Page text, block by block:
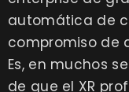
automática de
compromiso de
Es, en muchos
de que el XR